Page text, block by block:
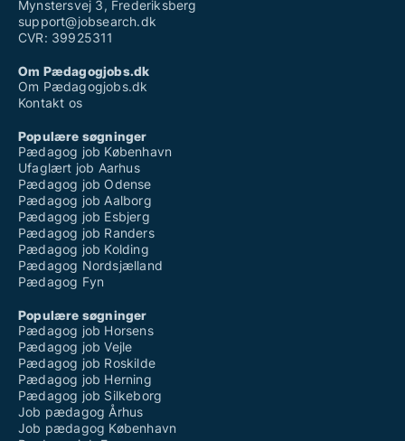
Mynstersvej 3, Frederiksberg
support@jobsearch.dk
CVR: 39925311
Om Pædagogjobs.dk
Om Pædagogjobs.dk
Kontakt os
Populære søgninger
Pædagog job København
Ufaglært job Aarhus
Pædagog job Odense
Pædagog job Aalborg
Pædagog job Esbjerg
Pædagog job Randers
Pædagog job Kolding
Pædagog Nordsjælland
Pædagog Fyn
Populære søgninger
Pædagog job Horsens
Pædagog job Vejle
Pædagog job Roskilde
Pædagog job Herning
Pædagog job Silkeborg
Job pædagog Århus
Job pædagog København